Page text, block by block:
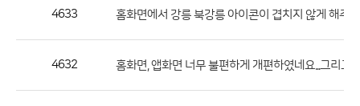
호,
4633 홈화면에서 강릉 북강릉 아이콘이 겹치지 않게 해주세
4632 홈화면, 앱화면 너무 불편하게 개편하였네요...그리고